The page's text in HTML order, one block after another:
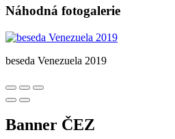
Náhodná fotogalerie
beseda Venezuela 2019
Banner ČEZ